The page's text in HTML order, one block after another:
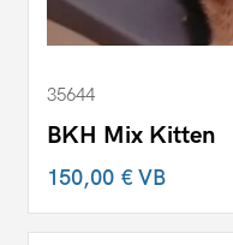
35644
BKH Mix Kitten
150,00 €VB